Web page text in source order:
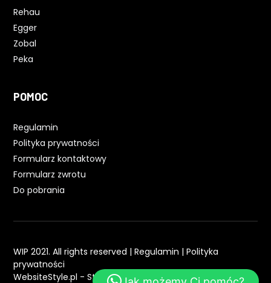
Rehau
Egger
Zobal
Peka
POMOC
Regulamin
Polityka prywatności
Formularz kontaktowy
Formularz zwrotu
Do pobrania
WIP 2021. All rights reserved |Regulamin |Polityka
prywatności
WebsiteStyle.pl - Strony WWW